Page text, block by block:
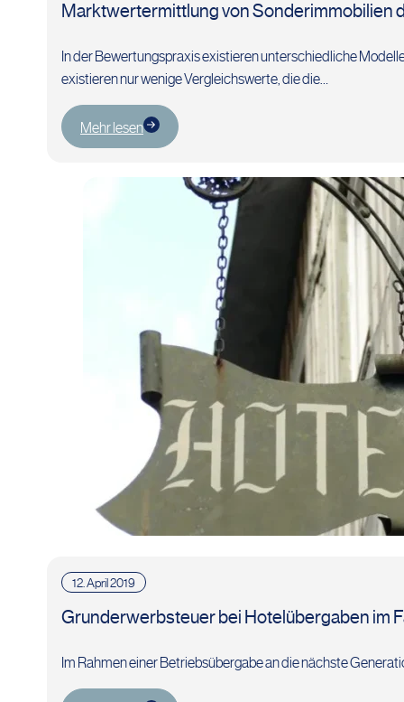
Marktwertermittlung von Sonderimmobilien
In der Bewertungspraxis existieren unterschiedliche
existieren nur wenige Vergleichswerte, die die…
Mehr lesen
12. April 2019
Grunderwerbsteuer bei Hotelübergaben im
Im Rahmen einer Betriebsübergabe an die nächste